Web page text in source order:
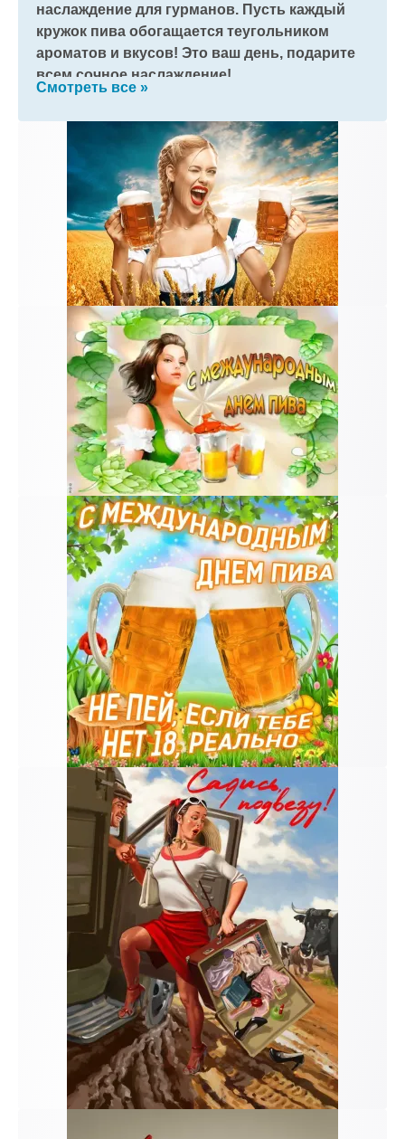
наслаждение для гурманов. Пусть каждый
кружок пива обогащается теугольником
ароматов и вкусов! Это ваш день, подарите
всем сочное наслаждение!
Смотреть все »